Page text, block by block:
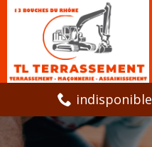
indisponible